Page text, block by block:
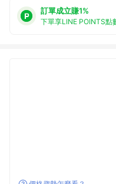
訂單成立賺1%
下單享LINE POINTS點